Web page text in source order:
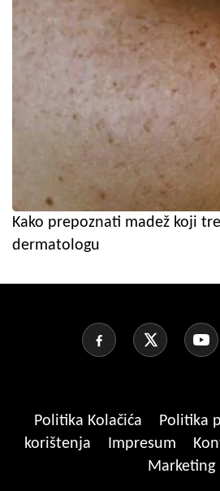
Kako prepoznati madež koji
dermatologu
Politika Kolačića Politika
korištenja
Impresum
Marketing